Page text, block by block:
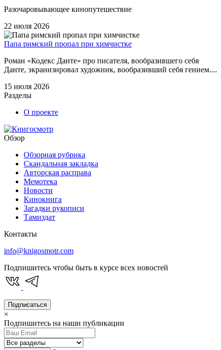
Разочаровывающее кинопутешествие
22 июля 2026
Папа римский пропал при химчистке
Роман «Кодекс Данте» про писателя, вообразившего себя
Данте, экранизировал художник, вообразивший себя гением....
15 июля 2026
Разделы
О проекте
Обзор
Обзорная рубрика
Скандальная закладка
Авторская расправа
Мемотека
Новости
Кинокнига
Загадки рукописи
Тамиздат
Контакты
info@knigosmotr.com
Подпишитесь чтобы быть в курсе всех новостей
Подписаться
×
Подпишитесь на наши публикации